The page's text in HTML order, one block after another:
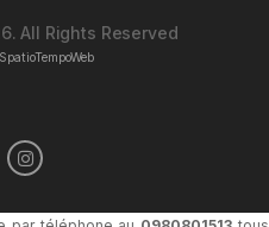
All Rights Reserved
SpatioTempoWeb